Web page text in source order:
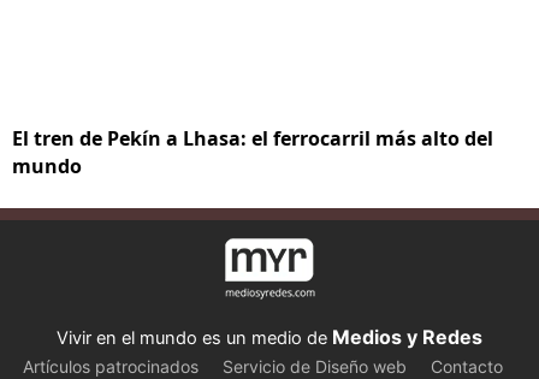
El tren de Pekín a Lhasa: el ferrocarril más alto del
mundo
Vivir en el mundo es un medio de Medios y Redes
Artículos patrocinados Servicio de Diseño web
Contacto